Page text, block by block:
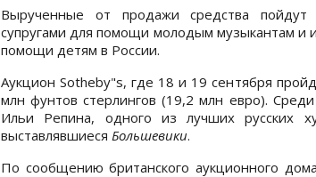
Вырученные от продажи средства
супругами для помощи молодым музыкантам и
помощи детям в России.
Аукцион Sotheby"s, где 18 и 19 сентября
млн фунтов стерлингов (19,2 млн евро).
Ильи Репина, одного из лучших русских
выставлявшиеся Большевики.
По сообщению британского аукционного